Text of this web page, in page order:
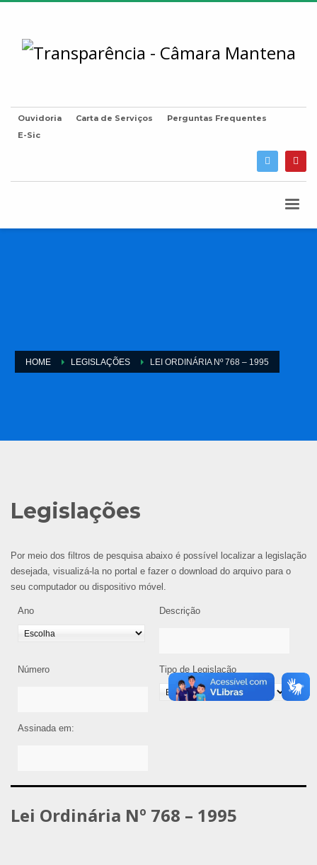
Ouvidoria Carta de Serviços
Perguntas Frequentes
E-Sic
HOME LEGISLAÇÕES LEI ORDINÁRIA Nº 768 – 1995
Legislações
Por meio dos filtros de pesquisa abaixo é possível localizar a legislação
desejada, visualizá-la no portal e fazer o download do arquivo para o
seu computador ou dispositivo móvel.
Ano Descrição
Número Tipo de Legislação
Assinada em:
Lei Ordinária Nº 768 – 1995